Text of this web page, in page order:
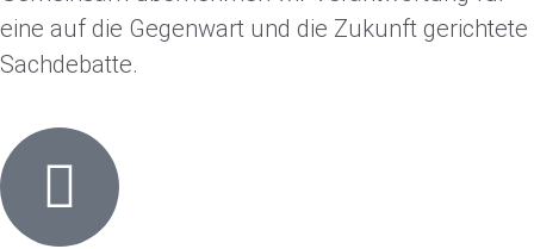
eine auf die Gegenwart und die Zukunft gerichtete
Sachdebatte.